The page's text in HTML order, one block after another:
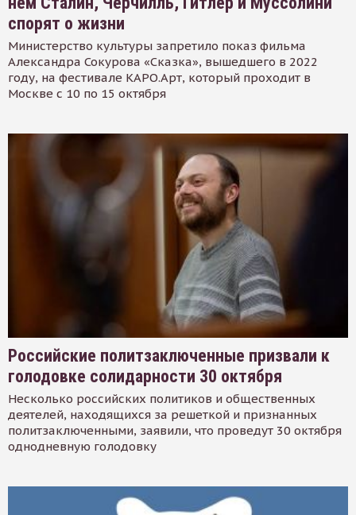
спорят о жизни
Министерство культуры запретило показ фильма
Александра Сокурова «Сказка», вышедшего в 2022
году, на фестивале КАРО.Арт, который проходит в
Москве с 10 по 15 октября
Российские политзаключенные призвали к
голодовке солидарности 30 октября
Несколько российских политиков и общественных
деятелей, находящихся за решеткой и признанных
политзаключенными, заявили, что проведут 30 октября
однодневную голодовку